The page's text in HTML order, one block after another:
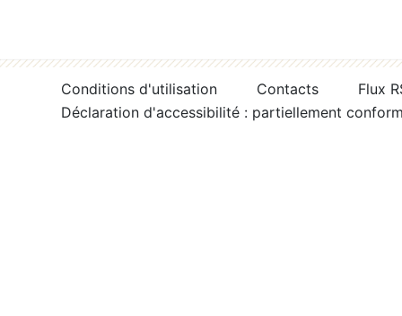
Conditions d'utilisation Contacts
Flux
Déclaration d'accessibilité : partiellement